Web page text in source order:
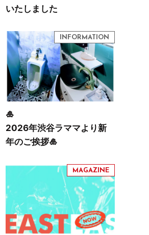
いたしました
🎍
2026年渋谷ラママより新
年のご挨拶🎍